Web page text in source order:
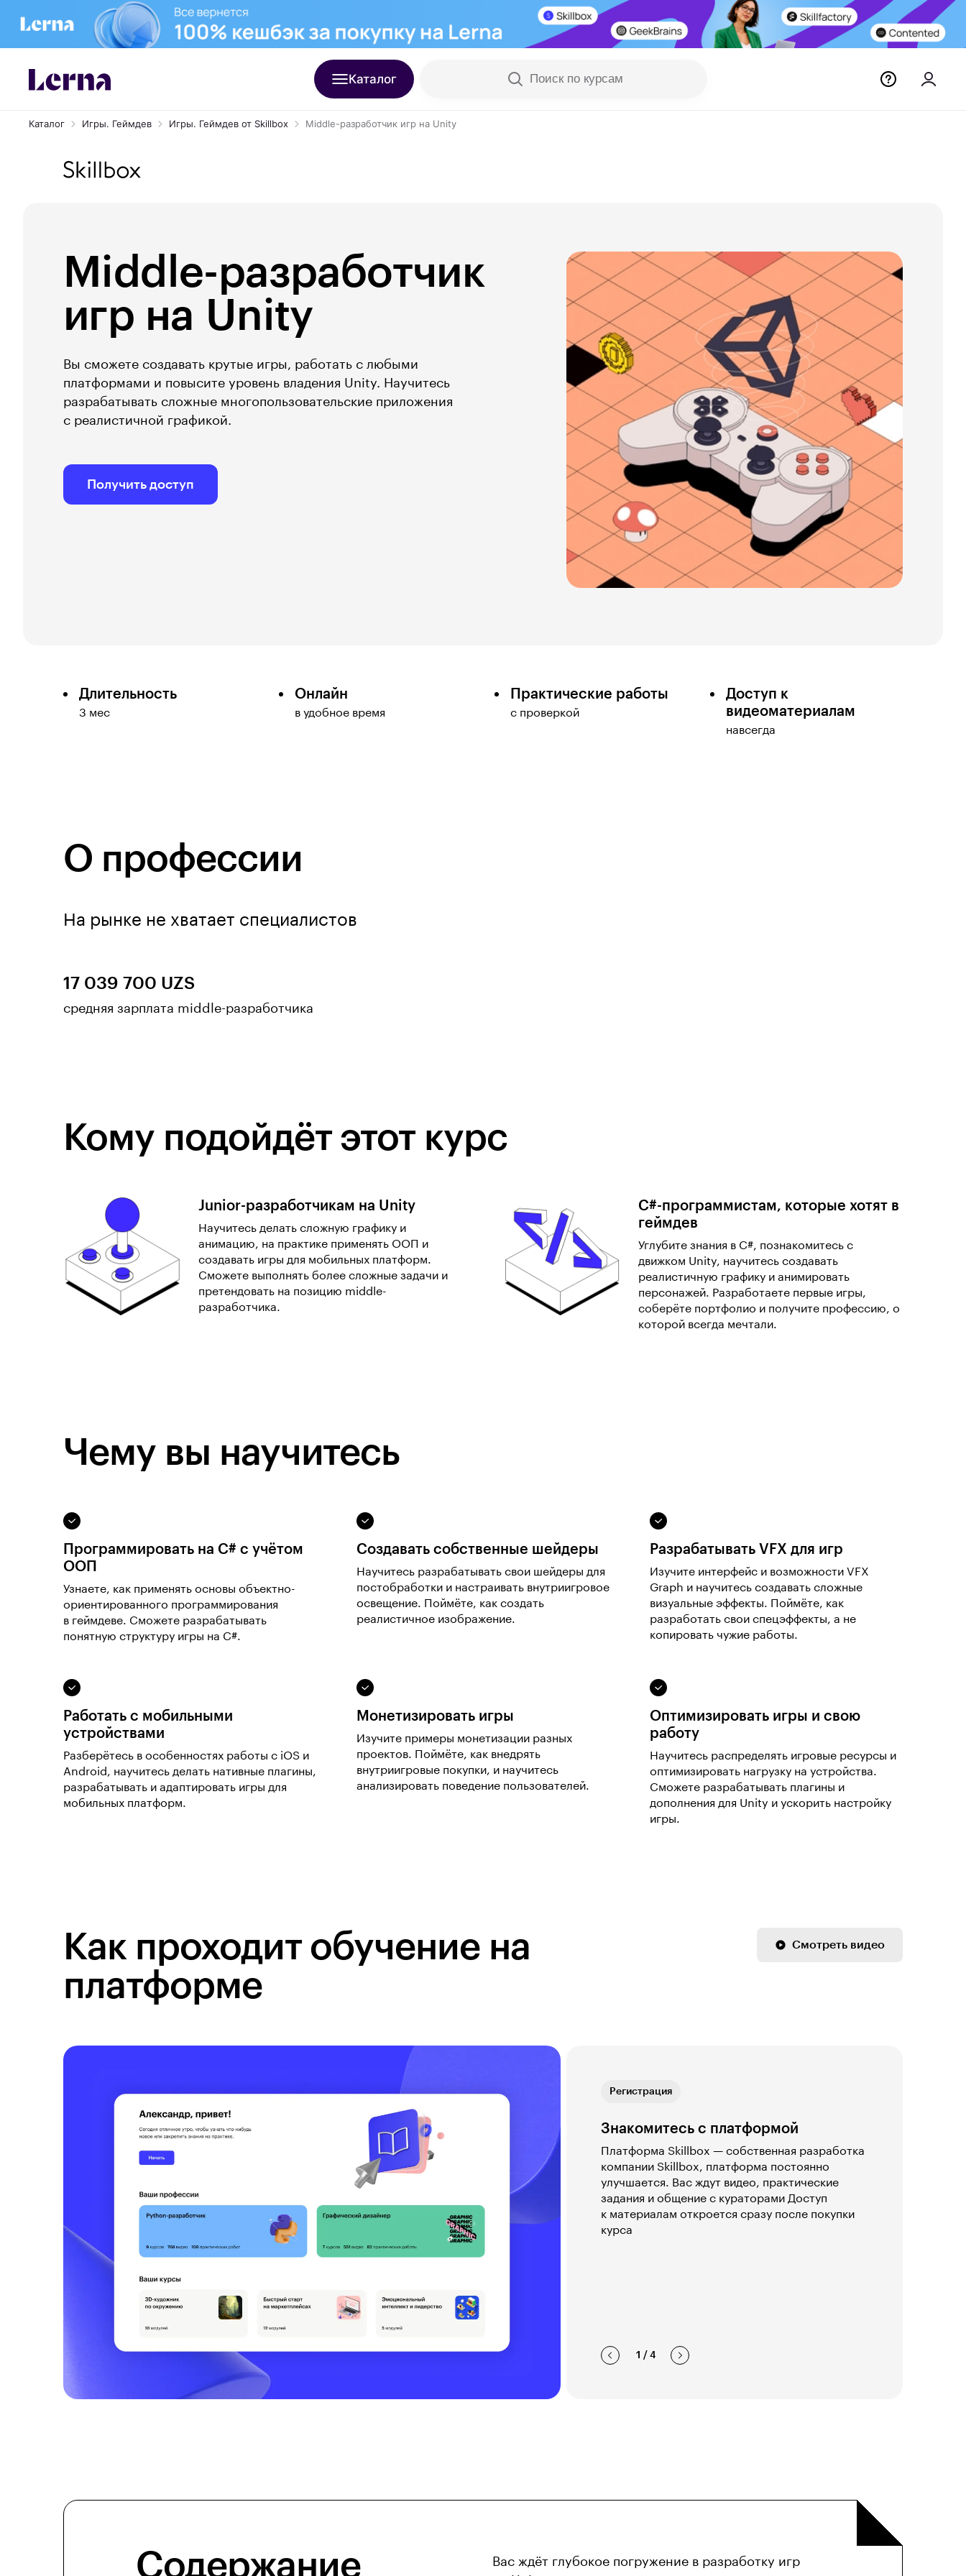
Каталог Поиск по курсам
Каталог Игры. Геймдев Игры. Геймдев от Skillbox Middle-разработчик игр на Unity
Получить доступ
Middle-разработчик
игр на Unity
Вы сможете создавать крутые игры, работать с любыми
платформами и повысите уровень владения Unity. Научитесь
разрабатывать сложные многопользовательские приложения
с реалистичной графикой.
Длительность
3 мес
Онлайн
в удобное время
Практические работы
с проверкой
Доступ к
видеоматериалам
навсегда
О профессии
На рынке не хватает специалистов
17 039 700 UZS
средняя зарплата middle-разработчика
Кому подойдёт этот курс
Junior-разработчикам на Unity
Научитесь делать сложную графику и
анимацию, на практике применять ООП и
создавать игры для мобильных платформ.
Сможете выполнять более сложные задачи и
претендовать на позицию middle-
разработчика.
C#-программистам, которые хотят в
геймдев
Углубите знания в C#, познакомитесь с
движком Unity, научитесь создавать
реалистичную графику и анимировать
персонажей. Разработаете первые игры,
соберёте портфолио и получите профессию, о
которой всегда мечтали.
Чему вы научитесь
Программировать на C# с учётом
ООП
Узнаете, как применять основы объектно-
ориентированного программирования
в геймдеве. Сможете разрабатывать
понятную структуру игры на C#.
Создавать собственные шейдеры
Научитесь разрабатывать свои шейдеры для
постобработки и настраивать внутриигровое
освещение. Поймёте, как создать
реалистичное изображение.
Разрабатывать VFX для игр
Изучите интерфейс и возможности VFX
Graph и научитесь создавать сложные
визуальные эффекты. Поймёте, как
разработать свои спецэффекты, а не
копировать чужие работы.
Работать с мобильными
устройствами
Разберётесь в особенностях работы с iOS и
Android, научитесь делать нативные плагины,
разрабатывать и адаптировать игры для
мобильных платформ.
Монетизировать игры
Изучите примеры монетизации разных
проектов. Поймёте, как внедрять
внутриигровые покупки, и научитесь
анализировать поведение пользователей.
Оптимизировать игры и свою
работу
Научитесь распределять игровые ресурсы и
оптимизировать нагрузку на устройства.
Сможете разрабатывать плагины и
дополнения для Unity и ускорить настройку
игры.
Как проходит обучение на
платформе
Смотреть видео
1 / 4
Обратная связь
Регистрация
Знакомитесь с платформой
Платформа Skillbox — собственная разработка
компании Skillbox, платформа постоянно
улучшается. Вас ждут видео, практические
задания и общение с кураторами Доступ
к материалам откроется сразу после покупки
курса
Теория
Практика
Обратная связь
Регистрация
Содержание
Вас ждёт глубокое погружение в разработку игр